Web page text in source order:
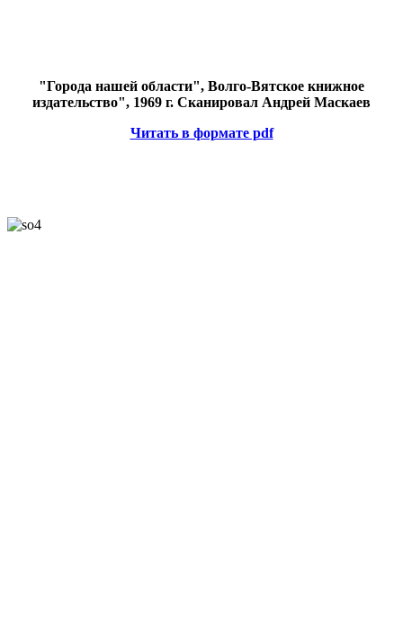
"Города нашей области", Волго-Вятское книжное
издательство", 1969 г. Сканировал Андрей Маскаев
Читать в формате pdf